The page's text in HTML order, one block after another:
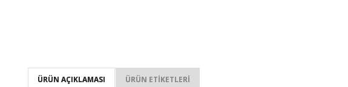
ÜRÜN AÇIKLAMASI ÜRÜN ETIKETLERI